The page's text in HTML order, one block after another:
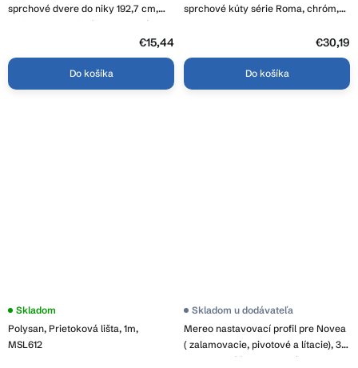
sprchové dvere do niky 192,7 cm,
seria Bern, Berlin, čierna matná,
€15,44
Do košíka
sprchové kúty série Roma, chróm,
€30,19
Do košíka
Polysan, Prietoková lišta, 1m,
MSL612
Skladom
Mereo nastavovací profil pre Novea
( zalamovacie, pivotové a lítacie), 30
- 40 mm, výška 2 m, chróm ALU,
Skladom u dodávateľa